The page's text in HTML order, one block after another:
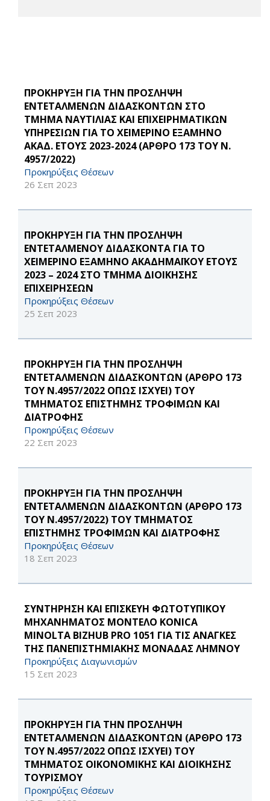
ΠΡΟΚΗΡΥΞΗ ΓΙΑ ΤΗΝ ΠΡΟΣΛΗΨΗ
ΕΝΤΕΤΑΛΜΕΝΩΝ ΔΙΔΑΣΚΟΝΤΩΝ ΣΤΟ
ΤΜΗΜΑ ΝΑΥΤΙΛΙΑΣ ΚΑΙ ΕΠΙΧΕΙΡΗΜΑΤΙΚΩΝ
ΥΠΗΡΕΣΙΩΝ ΓΙΑ ΤΟ ΧΕΙΜΕΡΙΝΟ ΕΞΑΜΗΝΟ
ΑΚΑΔ. ΕΤΟΥΣ 2023-2024 (ΑΡΘΡΟ 173 ΤΟΥ Ν.
4957/2022)
Προκηρύξεις Θέσεων
26 Σεπ 2023
ΠΡΟΚΗΡΥΞΗ ΓΙΑ ΤΗΝ ΠΡΟΣΛΗΨΗ
ΕΝΤΕΤΑΛΜΕΝΟΥ ΔΙΔΑΣΚΟΝΤΑ ΓΙΑ ΤΟ
ΧΕΙΜΕΡΙΝΟ ΕΞΑΜΗΝΟ ΑΚΑΔΗΜΑΪΚΟΥ ΕΤΟΥΣ
2023 – 2024 ΣΤΟ ΤΜΗΜΑ ΔΙΟΙΚΗΣΗΣ
ΕΠΙΧΕΙΡΗΣΕΩΝ
Προκηρύξεις Θέσεων
25 Σεπ 2023
ΠΡΟΚΗΡΥΞΗ ΓΙΑ ΤΗΝ ΠΡΟΣΛΗΨΗ
ΕΝΤΕΤΑΛΜΕΝΩΝ ΔΙΔΑΣΚΟΝΤΩΝ (ΑΡΘΡΟ 173
ΤΟΥ Ν.4957/2022 ΟΠΩΣ ΙΣΧΥΕΙ) ΤΟΥ
ΤΜΗΜΑΤΟΣ ΕΠΙΣΤΗΜΗΣ ΤΡΟΦΙΜΩΝ ΚΑΙ
ΔΙΑΤΡΟΦΗΣ
Προκηρύξεις Θέσεων
22 Σεπ 2023
ΠΡΟΚΗΡΥΞΗ ΓΙΑ ΤΗΝ ΠΡΟΣΛΗΨΗ
ΕΝΤΕΤΑΛΜΕΝΩΝ ΔΙΔΑΣΚΟΝΤΩΝ (ΑΡΘΡΟ 173
ΤΟΥ Ν.4957/2022) ΤΟΥ ΤΜΗΜΑΤΟΣ
ΕΠΙΣΤΗΜΗΣ ΤΡΟΦΙΜΩΝ ΚΑΙ ΔΙΑΤΡΟΦΗΣ
Προκηρύξεις Θέσεων
18 Σεπ 2023
ΣΥΝΤΗΡΗΣΗ ΚΑΙ ΕΠΙΣΚΕΥΗ ΦΩΤΟΤΥΠΙΚΟΥ
ΜΗΧΑΝΗΜΑΤΟΣ ΜΟΝΤΕΛΟ KONICA
MINOLTA BIZHUB PRO 1051 ΓΙΑ ΤΙΣ ΑΝΑΓΚΕΣ
ΤΗΣ ΠΑΝΕΠΙΣΤΗΜΙΑΚΗΣ ΜΟΝΑΔΑΣ ΛΗΜΝΟΥ
Προκηρύξεις Διαγωνισμών
15 Σεπ 2023
ΠΡΟΚΗΡΥΞΗ ΓΙΑ ΤΗΝ ΠΡΟΣΛΗΨΗ
ΕΝΤΕΤΑΛΜΕΝΩΝ ΔΙΔΑΣΚΟΝΤΩΝ (ΑΡΘΡΟ 173
ΤΟΥ Ν.4957/2022 ΟΠΩΣ ΙΣΧΥΕΙ) ΤΟΥ
ΤΜΗΜΑΤΟΣ ΟΙΚΟΝΟΜΙΚΗΣ ΚΑΙ ΔΙΟΙΚΗΣΗΣ
ΤΟΥΡΙΣΜΟΥ
Προκηρύξεις Θέσεων